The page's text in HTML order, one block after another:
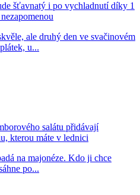
šťavnatý i po vychladnutí díky 1
ale druhý den ve svačinovém
u...
salátu přidávají
kterou máte v lednici
na majonéze. Kdo ji chce
po...